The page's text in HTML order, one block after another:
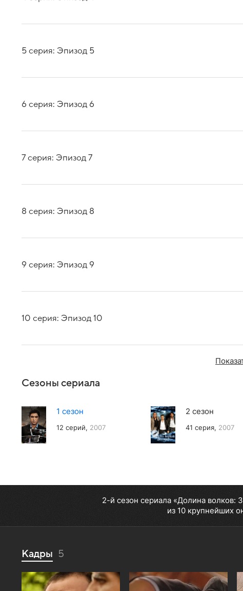
5 серия: Эпизод 5
6 серия: Эпизод 6
7 серия: Эпизод 7
8 серия: Эпизод 8
9 серия: Эпизод 9
10 серия: Эпизод 10
Сезоны сериала
1 сезон
12 серий, 2007
2 сезон
41 серия, 2007
2-й сезон сериала «Долина волков:
из 10 крупнейших
Кадры 5